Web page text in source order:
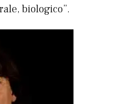
biologico”.